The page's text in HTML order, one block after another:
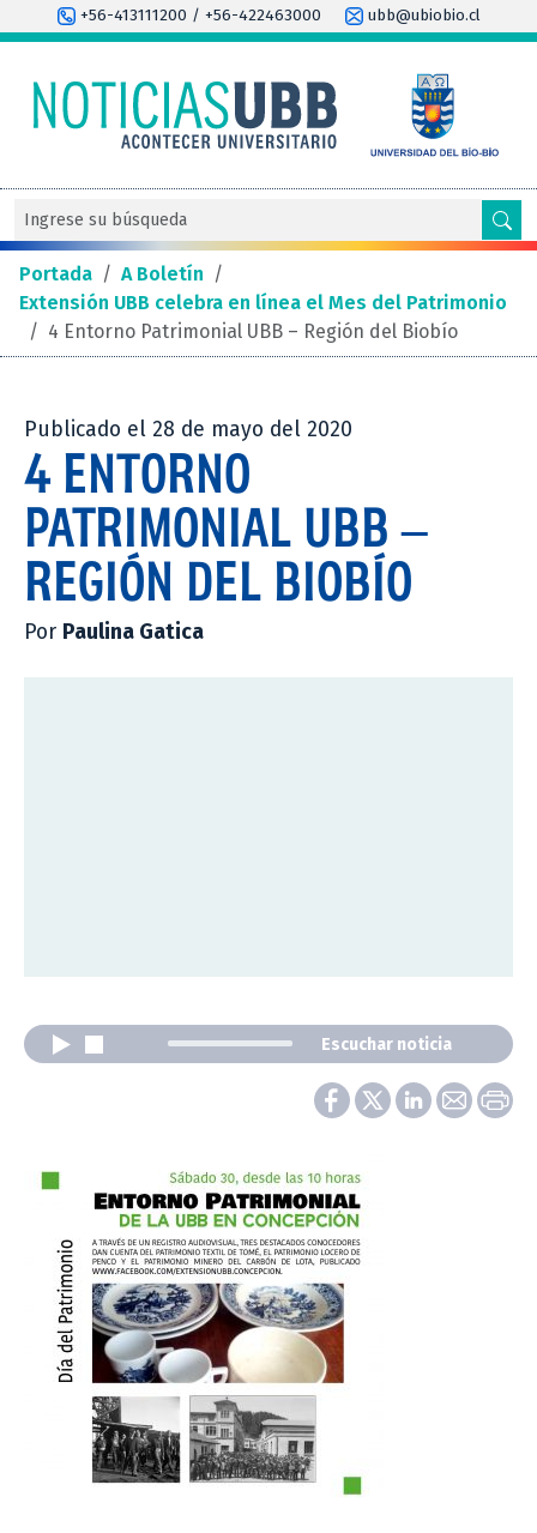
+56-413111200 / +56-422463000 ubb@ubiobio.cl
Portada / A Boletín /
Extensión UBB celebra en línea el Mes del Patrimonio
/ 4 Entorno Patrimonial UBB – Región del Biobío
Publicado el 28 de mayo del 2020
4 ENTORNO
PATRIMONIAL UBB –
REGIÓN DEL BIOBÍO
Por Paulina Gatica
Escuchar noticia